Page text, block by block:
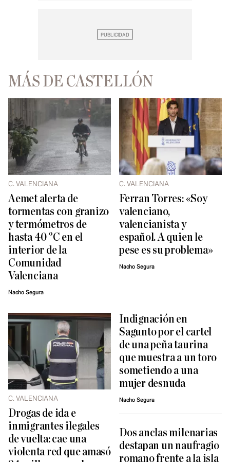
MÁS DE CASTELLÓN
C. VALENCIANA
Aemet alerta de
tormentas con granizo
y termómetros de
hasta 40 °C en el
interior de la
Comunidad
Valenciana
Nacho Segura
C. VALENCIANA
Ferran Torres: «Soy
valenciano,
valencianista y
español. A quien le
pese es su problema»
Nacho Segura
C. VALENCIANA
Drogas de ida e
inmigrantes ilegales
de vuelta: cae una
violenta red que amasó
Indignación en
Sagunto por el cartel
de una peña taurina
que muestra a un toro
sometiendo a una
mujer desnuda
Nacho Segura
Dos anclas milenarias
destapan un naufragio
romano frente a la isla